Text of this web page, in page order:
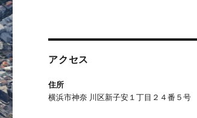
アクセス
住所
横浜市神奈 川区新子安１丁目２４番５号